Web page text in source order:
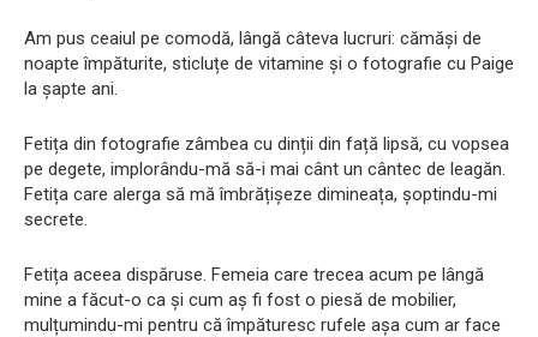
Am pus ceaiul pe comodă, lângă câteva lucruri: cămăși de
noapte împăturite, sticluțe de vitamine și o fotografie cu Paige
la șapte ani.
Fetița din fotografie zâmbea cu dinții din față lipsă, cu vopsea
pe degete, implorându-mă să-i mai cânt un cântec de leagăn.
Fetița care alerga să mă îmbrățișeze dimineața, șoptindu-mi
secrete.
Fetița aceea dispăruse. Femeia care trecea acum pe lângă
mine a făcut-o ca și cum aș fi fost o piesă de mobilier,
mulțumindu-mi pentru că împăturesc rufele așa cum ar face